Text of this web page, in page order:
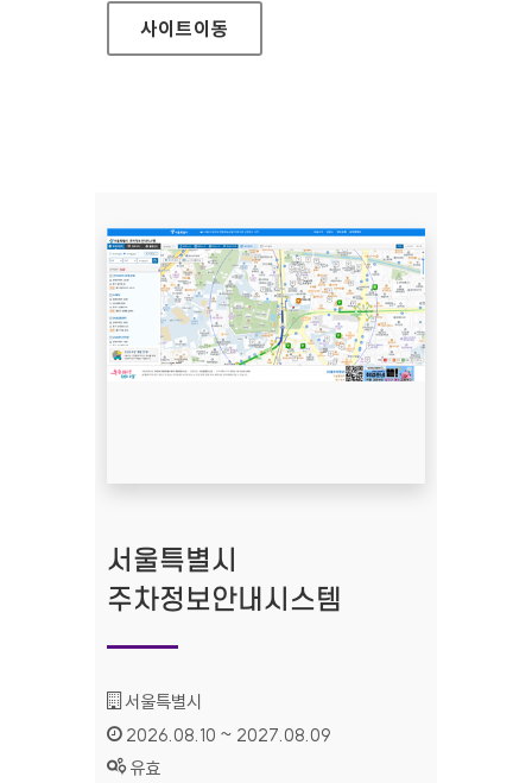
사이트이동
서울특별시
주차정보안내시스템
기관명 :
서울특별시
인증기간 :
2026.08.10 ~ 2027.08.09
상태 :
유효